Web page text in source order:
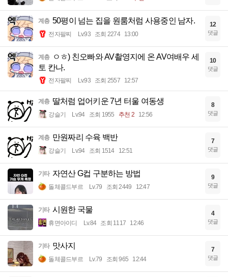
계층 50평이 넘는 집을 원룸처럼 사용중인 남자.
전자팔찌 Lv.93 조회 2274 13:00
12
댓글
계층
ㅇㅎ) 친오빠와 AV촬영지에 온 AV여배우 세
토 칸나.
전자팔찌 Lv.93 조회 2557 12:57
10
댓글
계층 딸처럼 업어키운 7년 터울 여동생
강슬기 Lv.94 조회 1955 추천 2 12:56
8
댓글
계층 만원짜리 수육 백반
강슬기 Lv.94 조회 1514 12:51
7
댓글
기타 자연산 G컵 구분하는 방법
돌체콜드부르 Lv.79 조회 2449 12:47
9
댓글
기타 시원한 국물
휴면아이디 Lv.84 조회 1117 12:46
4
댓글
기타 맛사지
돌체콜드부르 Lv.79 조회 965 12:44
7
댓글